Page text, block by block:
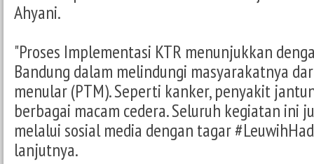
Ahyani.
"Proses Implementasi KTR menunjukkan
Bandung dalam melindungi masyarakatnya
menular (PTM). Seperti kanker, penyakit
berbagai macam cedera. Seluruh kegiatan ini
melalui sosial media dengan tagar
lanjutnya.